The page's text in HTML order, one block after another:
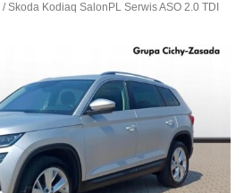
/ Skoda Kodiaq SalonPL Serwis ASO 2.0 TDI